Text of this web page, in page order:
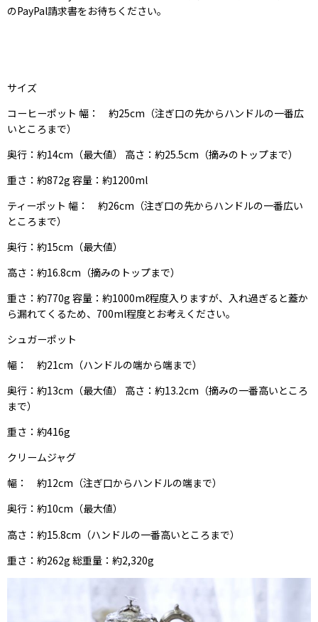
のPayPal請求書をお待ちください。
サイズ
コーヒーポット 幅： 約25cm（注ぎ口の先からハンドルの一番広
いところまで）
奥行：約14cm（最大値） 高さ：約25.5cm（摘みのトップまで）
重さ：約872g 容量：約1200ml
ティーポット 幅： 約26cm（注ぎ口の先からハンドルの一番広い
ところまで）
奥行：約15cm（最大値）
高さ：約16.8cm（摘みのトップまで）
重さ：約770g 容量：約1000mℓ程度入りますが、入れ過ぎると蓋か
ら漏れてくるため、700ml程度とお考えください。
シュガーポット
幅： 約21cm（ハンドルの端から端まで）
奥行：約13cm（最大値） 高さ：約13.2cm（摘みの一番高いところ
まで）
重さ：約416g
クリームジャグ
幅： 約12cm（注ぎ口からハンドルの端まで）
奥行：約10cm（最大値）
高さ：約15.8cm（ハンドルの一番高いところまで）
重さ：約262g 総重量：約2,320g